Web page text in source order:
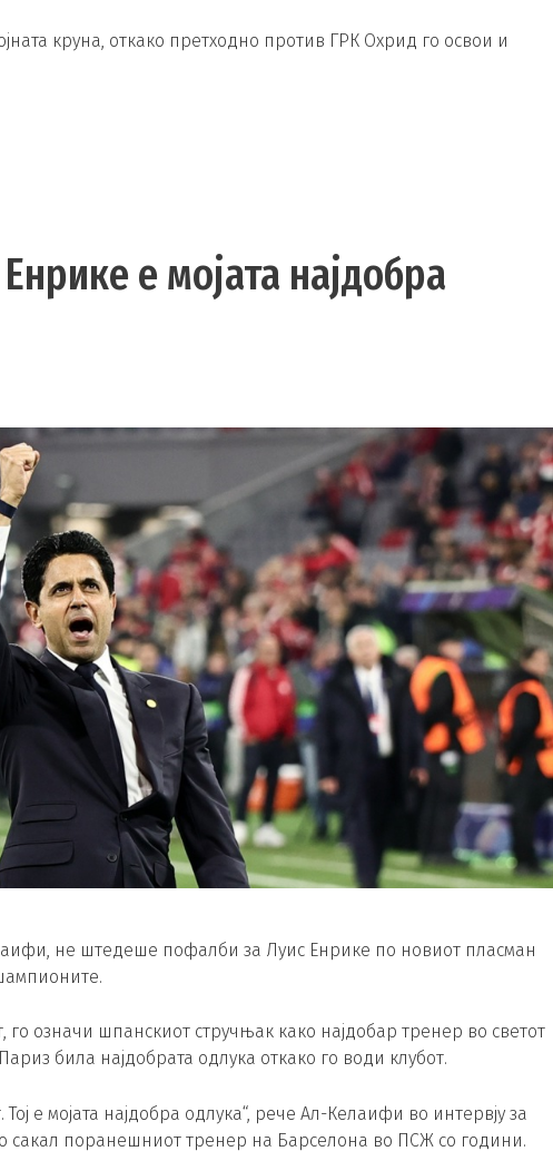
круна, откако претходно против ГРК Охрид го освои и
е мојата најдобра
не штедеше пофалби за Луис Енрике по новиот пласман
го означи шпанскиот стручњак како најдобар тренер во светот
била најдобрата одлука откако го води клубот.
е мојата најдобра одлука“, рече Ал-Келаифи во интервју за
сакал поранешниот тренер на Барселона во ПСЖ со години.